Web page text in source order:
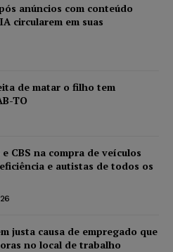
anúncios com conteúdo
circularem em suas
de matar o filho tem
TO
CBS na compra de veículos
e autistas de todos os
justa causa de empregado que
no local de trabalho